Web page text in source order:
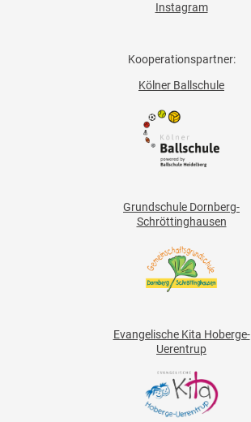
Instagram
Kooperationspartner:
Kölner Ballschule
Grundschule Dornberg-
Schröttinghausen
Evangelische Kita Hoberge-
Uerentrup